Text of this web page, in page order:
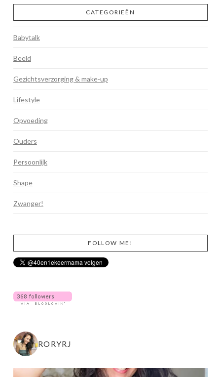
CATEGORIEËN
Babytalk
Beeld
Gezichtsverzorging & make-up
Lifestyle
Opvoeding
Ouders
Persoonlijk
Shape
Zwanger!
FOLLOW ME!
RORYRJ